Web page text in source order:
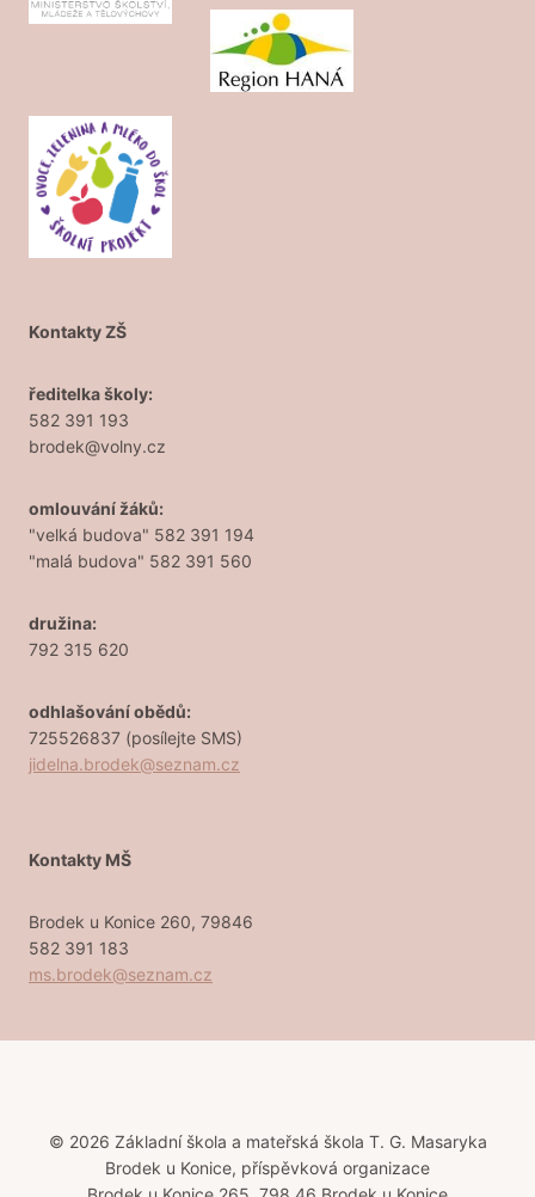
Kontakty ZŠ
ředitelka školy:
582 391 193
brodek@volny.cz
omlouvání žáků:
"velká budova" 582 391 194
"malá budova" 582 391 560
družina:
792 315 620
odhlašování obědů:
725526837 (posílejte SMS)
jidelna.brodek@seznam.cz
Kontakty MŠ
Brodek u Konice 260, 79846
582 391 183
ms.brodek@seznam.cz
© 2026 Základní škola a mateřská škola T. G. Masaryka
Brodek u Konice, příspěvková organizace